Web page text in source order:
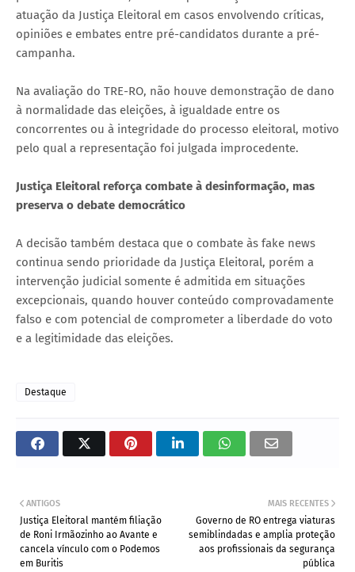
atuação da Justiça Eleitoral em casos envolvendo críticas,
opiniões e embates entre pré-candidatos durante a pré-
campanha.
Na avaliação do TRE-RO, não houve demonstração de dano
à normalidade das eleições, à igualdade entre os
concorrentes ou à integridade do processo eleitoral, motivo
pelo qual a representação foi julgada improcedente.
Justiça Eleitoral reforça combate à desinformação, mas
preserva o debate democrático
A decisão também destaca que o combate às fake news
continua sendo prioridade da Justiça Eleitoral, porém a
intervenção judicial somente é admitida em situações
excepcionais, quando houver conteúdo comprovadamente
falso e com potencial de comprometer a liberdade do voto
e a legitimidade das eleições.
Destaque
MAIS RECENTES
Governo de RO entrega viaturas
semiblindadas e amplia proteção
aos profissionais da segurança
pública
ANTIGOS
Justiça Eleitoral mantém filiação
de Roni Irmãozinho ao Avante e
cancela vínculo com o Podemos
em Buritis